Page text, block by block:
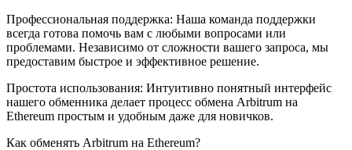
Профессиональная поддержка: Наша команда поддержки
всегда готова помочь вам с любыми вопросами или
проблемами. Независимо от сложности вашего запроса, мы
предоставим быстрое и эффективное решение.
Простота использования: Интуитивно понятный интерфейс
нашего обменника делает процесс обмена Arbitrum на
Ethereum простым и удобным даже для новичков.
Как обменять Arbitrum на Ethereum?